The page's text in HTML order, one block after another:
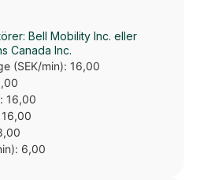
Bell Mobility Inc. eller
Canada Inc.
(SEK/min): 16,00
16,00
6,00